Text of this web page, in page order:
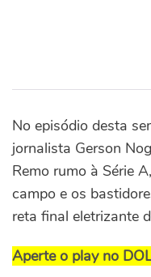
No episódio desta
jornalista Gerson
Remo rumo à Série
campo e os
reta final eletrizante
Aperte o play no